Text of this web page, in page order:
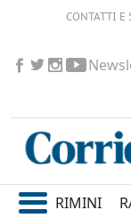
CONTATTI E
RIMINI